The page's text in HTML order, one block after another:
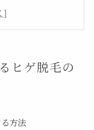
ズの注目ポイント
ル予防の秘訣
ス選びのコツ
の違いを解説
仕組みと違い
ヒゲ脱毛の
方法